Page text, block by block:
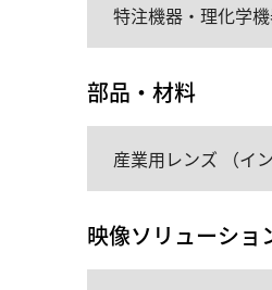
特注機器・理化学
部品・材料
産業用レンズ （イ
映像ソリューショ